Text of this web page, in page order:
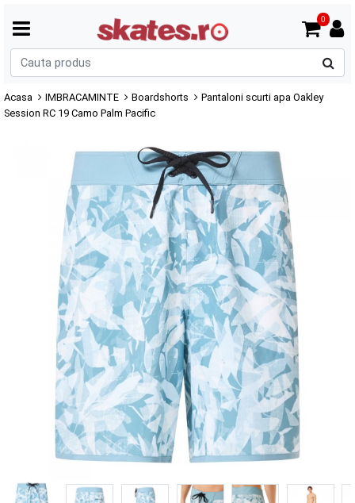
0
Acasa IMBRACAMINTE Boardshorts
Pantaloni scurti apa Oakley
Session RC 19 Camo Palm Pacific